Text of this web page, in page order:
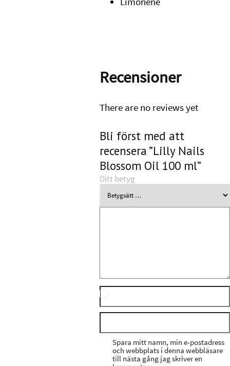
Recensioner
There are no reviews yet
Bli först med att
recensera ”Lilly Nails
Blossom Oil 100 ml”
Ditt betyg
Spara mitt namn, min e-postadress
och webbplats i denna webbläsare
till nästa gång jag skriver en